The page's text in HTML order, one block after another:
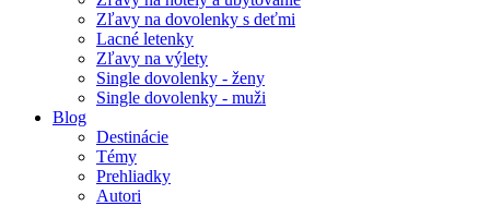
Zľavy na dovolenky s deťmi
Lacné letenky
Zľavy na výlety
Single dovolenky - ženy
Single dovolenky - muži
Blog
Destinácie
Témy
Prehliadky
Autori